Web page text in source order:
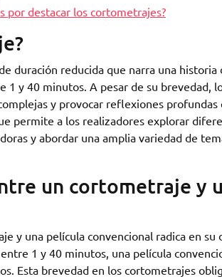
por destacar los cortometrajes?
duración reducida que narra una historia
y 40 minutos. A pesar de su brevedad,
y provocar reflexiones profundas
permite a los realizadores explorar
y abordar una amplia variedad de
un cortometraje y
y una película convencional radica en su
1 y 40 minutos, una película
Esta brevedad en los cortometrajes